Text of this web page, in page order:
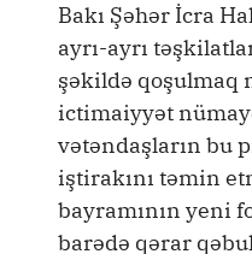
Bakı Şəhər İcra
ayrı-ayrı
şəkildə qoşulmaq
ictimaiyyət
vətəndaşların bu
iştirakını təmin
bayramının yeni
barədə qərar